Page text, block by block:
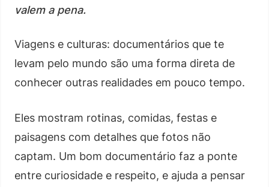
valem a pena.
Viagens e culturas: documentários que te
levam pelo mundo são uma forma direta de
conhecer outras realidades em pouco tempo.
Eles mostram rotinas, comidas, festas e
paisagens com detalhes que fotos não
captam. Um bom documentário faz a ponte
entre curiosidade e respeito, e ajuda a pensar